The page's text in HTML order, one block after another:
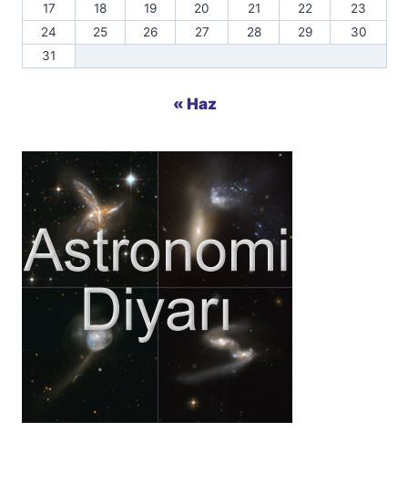
17
18 19 20 21 22
23
24
25 26 27 28 29
30
31
« Haz